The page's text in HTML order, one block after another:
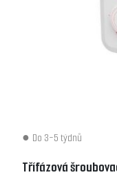
Do 3-5 týdnů
Třífázová